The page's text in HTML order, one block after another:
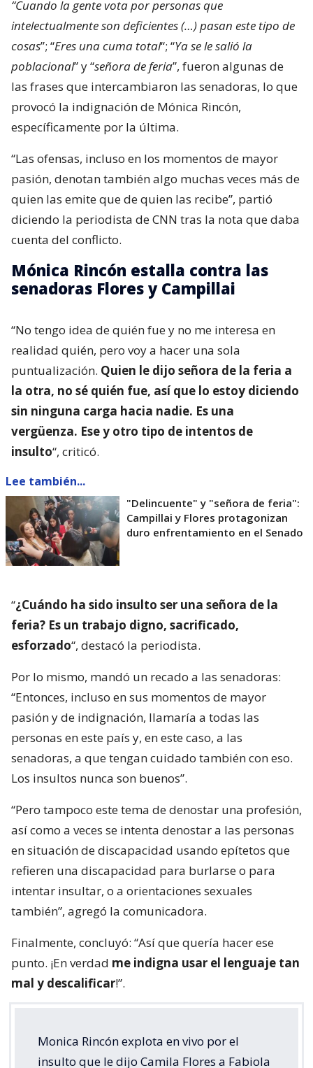
“Cuando la gente vota por personas que
intelectualmente son deficientes (…) pasan este tipo de
cosas”; “Eres una cuma total“; “Ya se le salió la
poblacional” y “señora de feria”, fueron algunas de
las frases que intercambiaron las senadoras, lo que
provocó la indignación de Mónica Rincón,
específicamente por la última.
“Las ofensas, incluso en los momentos de mayor
pasión, denotan también algo muchas veces más de
quien las emite que de quien las recibe”, partió
diciendo la periodista de CNN tras la nota que daba
cuenta del conflicto.
Mónica Rincón estalla contra las
senadoras Flores y Campillai
“No tengo idea de quién fue y no me interesa en
realidad quién, pero voy a hacer una sola
puntualización. Quien le dijo señora de la feria a
la otra, no sé quién fue, así que lo estoy diciendo
sin ninguna carga hacia nadie. Es una
vergüenza. Ese y otro tipo de intentos de
insulto“, criticó.
Lee también...
"Delincuente" y "señora de feria":
Campillai y Flores protagonizan
duro enfrentamiento en el Senado
“¿Cuándo ha sido insulto ser una señora de la
feria? Es un trabajo digno, sacrificado,
esforzado“, destacó la periodista.
Por lo mismo, mandó un recado a las senadoras:
“Entonces, incluso en sus momentos de mayor
pasión y de indignación, llamaría a todas las
personas en este país y, en este caso, a las
senadoras, a que tengan cuidado también con eso.
Los insultos nunca son buenos”.
“Pero tampoco este tema de denostar una profesión,
así como a veces se intenta denostar a las personas
en situación de discapacidad usando epítetos que
refieren una discapacidad para burlarse o para
intentar insultar, o a orientaciones sexuales
también”, agregó la comunicadora.
Finalmente, concluyó: “Así que quería hacer ese
punto. ¡En verdad me indigna usar el lenguaje tan
mal y descalificar!”.
Monica Rincón explota en vivo por el
insulto que le dijo Camila Flores a Fabiola